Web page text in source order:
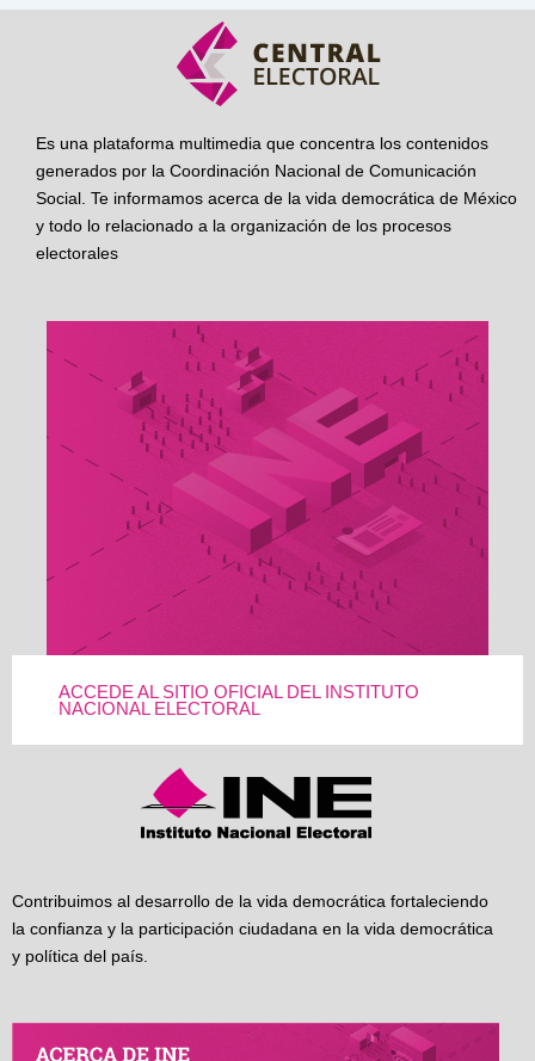
Es una plataforma multimedia que concentra los contenidos
generados por la Coordinación Nacional de Comunicación
Social. Te informamos acerca de la vida democrática de México
y todo lo relacionado a la organización de los procesos
electorales
ACCEDE AL SITIO OFICIAL DEL INSTITUTO
NACIONAL ELECTORAL
Contribuimos al desarrollo de la vida democrática fortaleciendo
la confianza y la participación ciudadana en la vida democrática
y política del país.